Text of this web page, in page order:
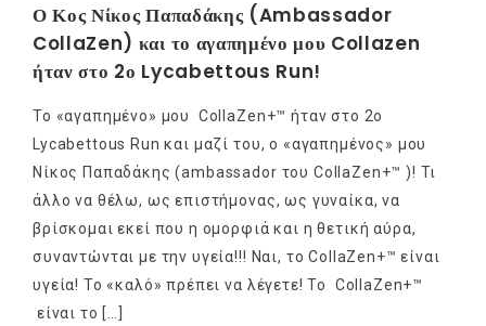
Ο Κος Νίκος Παπαδάκης (Ambassador
CollaZen) και το αγαπημένο μου Collazen
ήταν στο 2ο Lycabettous Run!
Το «αγαπημένο» μου CollaZen+™ ήταν στο 2ο
Lycabettous Run και μαζί του, ο «αγαπημένος» μου
Νίκος Παπαδάκης (ambassador του CollaZen+™ )! Τι
άλλο να θέλω, ως επιστήμονας, ως γυναίκα, να
βρίσκομαι εκεί που η ομορφιά και η θετική αύρα,
συναντώνται με την υγεία!!! Ναι, το CollaZen+™ είναι
υγεία! Το «καλό» πρέπει να λέγετε! Το CollaZen+™
είναι το […]